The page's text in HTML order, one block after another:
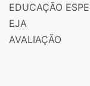
EDUCAÇÃO
EJA
AVALIAÇÃO